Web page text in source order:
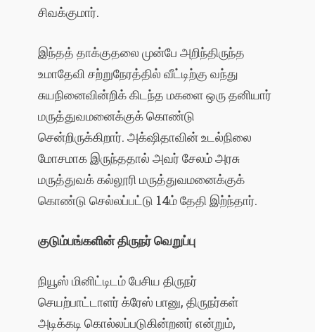
சிவக்குமார்.
இந்தத் தாக்குதலை முன்பே அறிந்திருந்த
உமாதேவி சற்றுநேரத்தில் வீட்டிற்கு வந்து
சுயநினைவின்றிக் கிடந்த மகளை ஒரு தனியார்
மருத்துவமனைக்குக் கொண்டு
சென்றிருக்கிறார். அக்‌ஷிதாவின் உடல்நிலை
மோசமாக இருந்ததால் அவர் சேலம் அரசு
மருத்துவக் கல்லூரி மருத்துவமனைக்குக்
கொண்டு செல்லப்பட்டு 14ம் தேதி இற்ந்தார்.
குடும்பங்களின்திருநர்வெறுப்பு
நியூஸ் மினிட்டிடம் பேசிய திருநர்
செயற்பாட்டாளர் க்ரேஸ் பானு, திருநர்கள்
அடிக்கடி கொல்லப்படுகின்றனர் என்றும்,